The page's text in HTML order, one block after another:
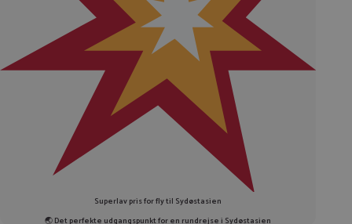
Superlav pris for fly til Sydøstasien
🌏Det perfekte udgangspunkt for en rundrejse i Sydøstasien